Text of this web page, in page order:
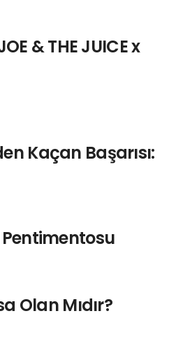
& THE JUICE x
Kaçan Başarısı:
Olan Mıdır?